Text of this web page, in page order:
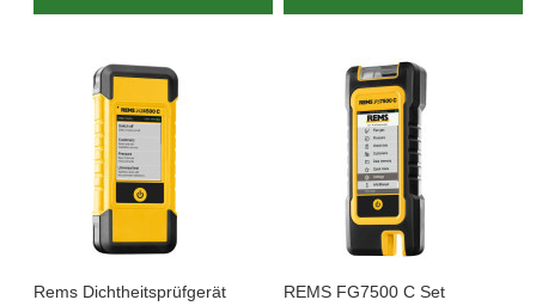
Rems Dichtheitsprüfgerät
REMS FG7500 C Set